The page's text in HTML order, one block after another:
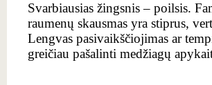
Svarbiausias žingsnis – poilsis.
raumenų skausmas yra stiprus,
Lengvas pasivaikščiojimas ar
greičiau pašalinti medžiagų